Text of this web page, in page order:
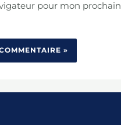
pour mon prochain